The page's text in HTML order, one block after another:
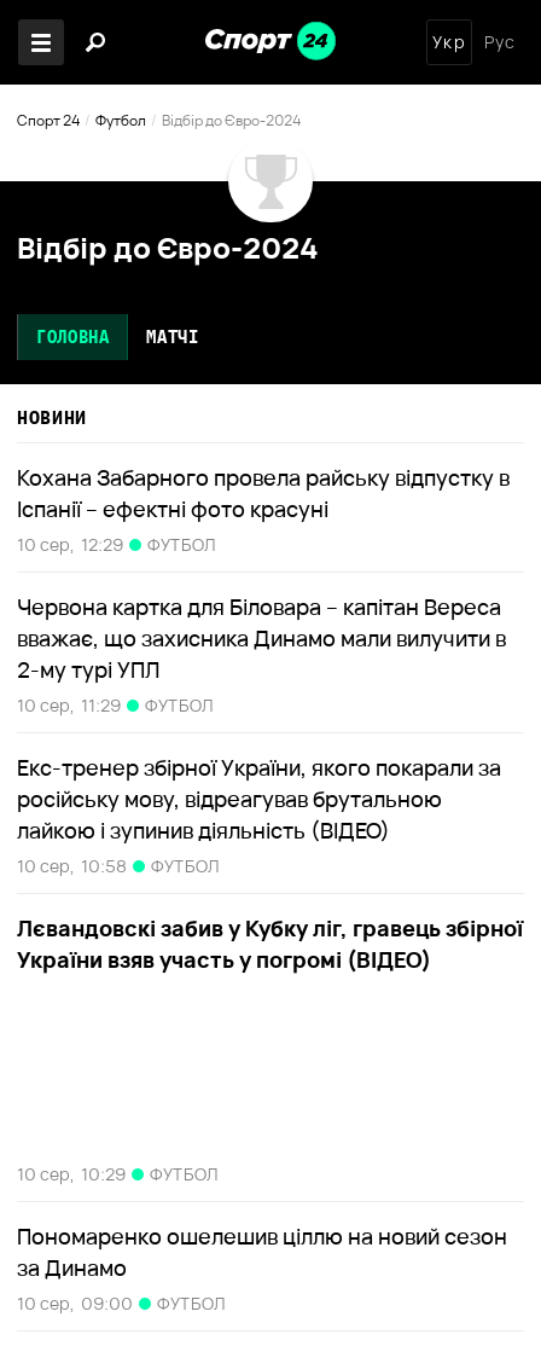
Укр Рус
Спорт 24 Футбол Відбір до Євро-2024
Відбір до Євро-2024
ГОЛОВНА МАТЧІ
НОВИНИ
Кохана Забарного провела райську відпустку в
Іспанії – ефектні фото красуні
10 сер, 12:29 ФУТБОЛ
Червона картка для Біловара – капітан Вереса
вважає, що захисника Динамо мали вилучити в
2-му турі УПЛ
10 сер, 11:29 ФУТБОЛ
Екс-тренер збірної України, якого покарали за
російську мову, відреагував брутальною
лайкою і зупинив діяльність (ВІДЕО)
10 сер, 10:58 ФУТБОЛ
Лєвандовскі забив у Кубку ліг, гравець збірної
України взяв участь у погромі (ВІДЕО)
10 сер, 10:29 ФУТБОЛ
Пономаренко ошелешив ціллю на новий сезон
за Динамо
10 сер, 09:00 ФУТБОЛ